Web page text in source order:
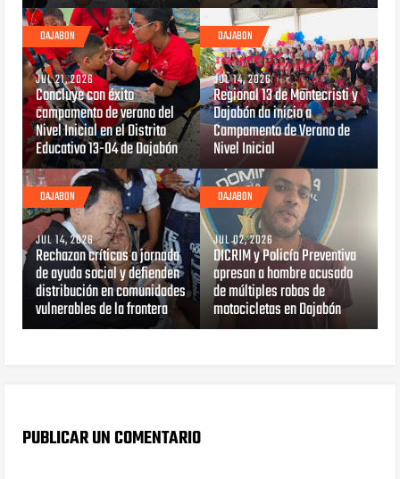
DAJABON
JUL 21, 2026
Concluye con éxito
campamento de verano del
Nivel Inicial en el Distrito
Educativo 13-04 de Dajabón
DAJABON
JUL 14, 2026
Regional 13 de Montecristi y
Dajabón da inicio a
Campamento de Verano de
Nivel Inicial
DAJABON
JUL 14, 2026
Rechazan críticas a jornada
de ayuda social y defienden
distribución en comunidades
vulnerables de la frontera
DAJABON
JUL 02, 2026
DICRIM y Policía Preventiva
apresan a hombre acusado
de múltiples robos de
motocicletas en Dajabón
PUBLICAR UN COMENTARIO